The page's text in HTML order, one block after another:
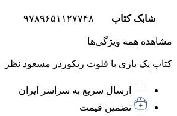
شابک کتاب ۹۷۸۹۶۵۱۱۲۷۷۴۸
مشاهده همه ویژگی‌ها
کتاب پک بازی با فلوت ریکوردر مسعود نظر
ارسال سریع به سراسر ایران
تضمین قیمت